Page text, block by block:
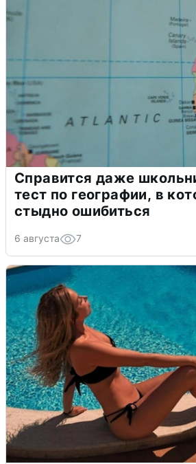
Справится даже
тест по географии, в
стыдно ошибиться
6 августа 7